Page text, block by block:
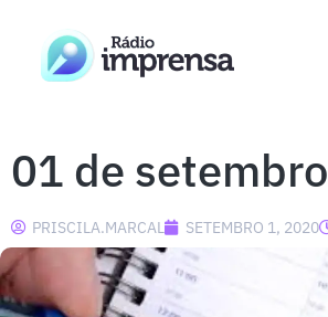
01 de setembro
PRISCILA.MARCAL SETEMBRO 1, 2020